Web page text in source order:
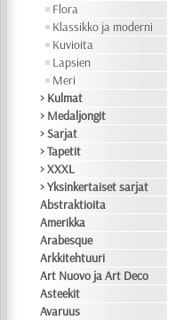
Flora
Klassikko ja moderni
Kuvioita
Lapsien
Meri
> Kulmat
> Medaljongit
> Sarjat
> Tapetit
> XXXL
> Yksinkertaiset sarjat
Abstraktioita
Amerikka
Arabesque
Arkkitehtuuri
Art Nuovo ja Art Deco
Asteekit
Avaruus